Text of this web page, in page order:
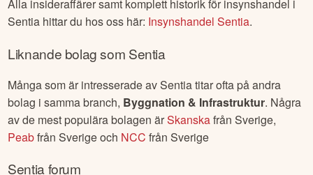
Alla insideraffärer samt komplett historik för insynshandel i
Sentia hittar du hos oss här: InsynshandelSentia.
Liknande bolag som Sentia
Många som är intresserade avSentiatitar ofta på andra
bolag i samma branch, Byggnation & Infrastruktur. Några
av de mest populära bolagen ärSkanskafrånSverige,
PeabfrånSverigeoch NCC frånSverige
Sentiaforum